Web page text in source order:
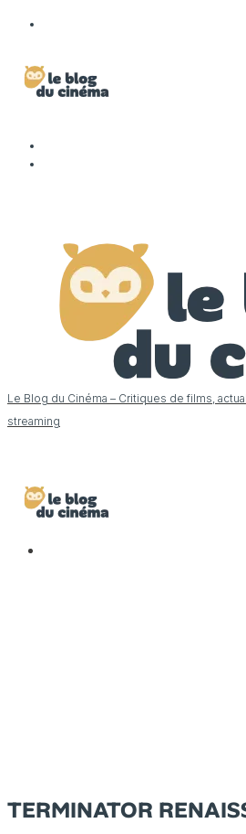
Le Blog du Cinéma – Critiques de films,
streaming
TERMINATOR